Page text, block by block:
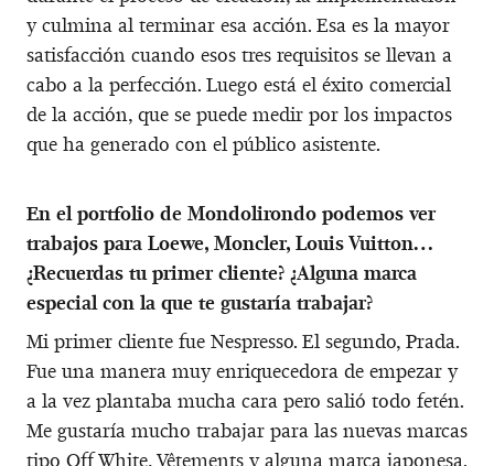
y culmina al terminar esa acción. Esa es la mayor
satisfacción cuando esos tres requisitos se llevan a
cabo a la perfección. Luego está el éxito comercial
de la acción, que se puede medir por los impactos
que ha generado con el público asistente.
En el portfolio de Mondolirondo podemos ver
trabajos para Loewe, Moncler, Louis Vuitton…
¿Recuerdas tu primer cliente? ¿Alguna marca
especial con la que te gustaría trabajar?
Mi primer cliente fue Nespresso. El segundo, Prada.
Fue una manera muy enriquecedora de empezar y
a la vez plantaba mucha cara pero salió todo fetén.
Me gustaría mucho trabajar para las nuevas marcas
tipo Off White, Vêtements y alguna marca japonesa.